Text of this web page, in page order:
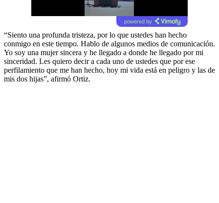
powered by
“Siento una profunda tristeza, por lo que ustedes han hecho
conmigo en este tiempo. Hablo de algunos medios de comunicación.
Yo soy una mujer sincera y he llegado a donde he llegado por mi
sinceridad. Les quiero decir a cada uno de ustedes que por ese
perfilamiento que me han hecho, hoy mi vida está en peligro y las de
mis dos hijas”, afirmó Ortiz.